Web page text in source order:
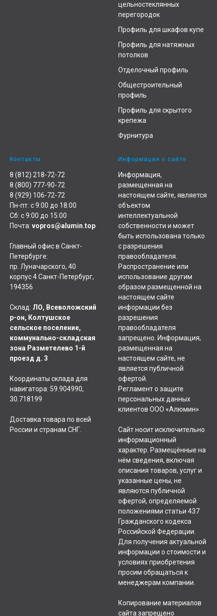
цельностеклянных
перегородок
Профиль для шкафов купе
Профиль для натяжных
потолков
Отделочный профиль
Общестроительный
профиль
Профиль для скрытого
крепежа
Фурнитура
Контакты
8 (812) 218-72-72
8 (800) 777-90-72
8 (929) 106-72-72
Пн-пт: с 9:00 до 18:00
Сб: с 9:00 до 15:00
Почта: vopros@alumin.top
Главный офис в Санкт-
Петербурге:
пр. Луначарского, 40
корпус 4 Санкт-Петербург,
194356
Склад: ЛО, Всеволожский
р-он, Колтушское
сельское поселение,
коммунально-складская
зона Разметелево 1-й
проезд д. 3
Координаты склада для
навигатора: 59.904990,
30.718199
Доставка товара по всей
России и странам СНГ.
Информация о сайте
Информация,
размещенная на
настоящем сайте, является
объектом
интеллектуальной
собственности и может
быть использована только
с разрешения
правообладателя.
Распространение или
использование другим
образом размещенной на
настоящем сайте
информации без
разрешения
правообладателя
запрещено. Информация,
размещенная на
настоящем сайте, не
является публичной
офертой.
Регламент о защите
персональных данных
клиентов ООО «Алюмин»
Сайт носит исключительно
информационный
характер. Размещённые на
нём сведения, включая
описания товаров, услуг и
указанные цены, не
являются публичной
офертой, определяемой
положениями статьи 437
Гражданского кодекса
Российской Федерации.
Для получения актуальной
информации о стоимости и
условиях приобретения
просим обращаться к
менеджерам компании.
Копирование материалов
сайта запрещено